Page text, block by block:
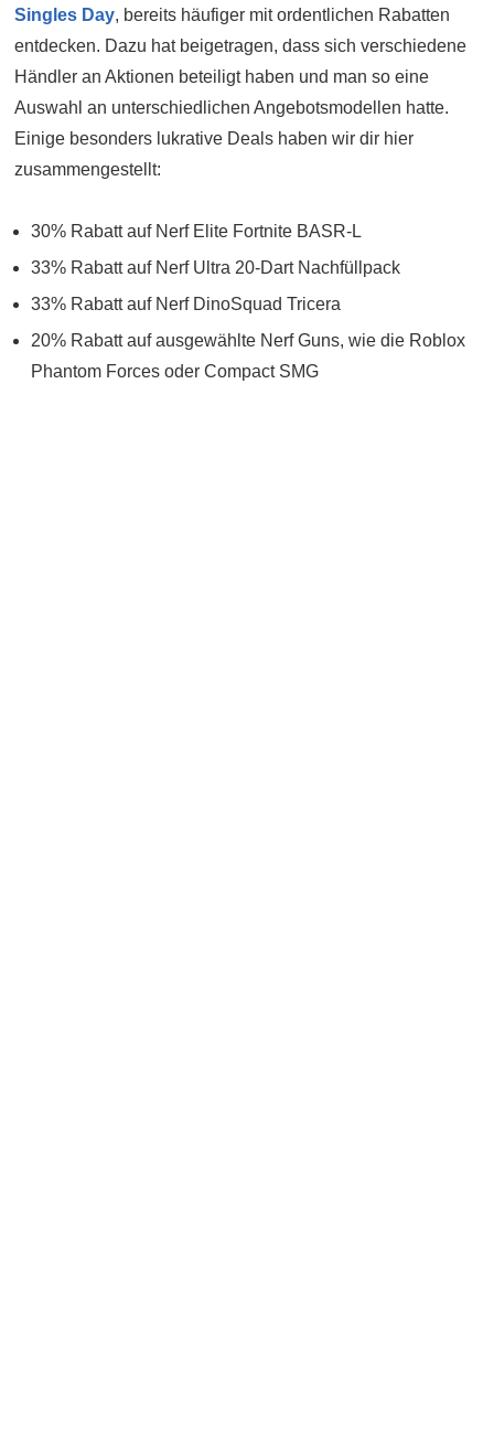
Singles Day, bereits häufiger mit ordentlichen Rabatten
entdecken. Dazu hat beigetragen, dass sich verschiedene
Händler an Aktionen beteiligt haben und man so eine
Auswahl an unterschiedlichen Angebotsmodellen hatte.
Einige besonders lukrative Deals haben wir dir hier
zusammengestellt:
30% Rabatt auf Nerf Elite Fortnite BASR-L
33% Rabatt auf Nerf Ultra 20-Dart Nachfüllpack
33% Rabatt auf Nerf DinoSquad Tricera
20% Rabatt auf ausgewählte Nerf Guns, wie die Roblox
Phantom Forces oder Compact SMG